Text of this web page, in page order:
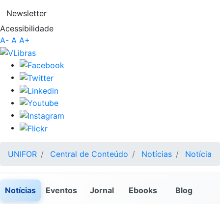
Newsletter
Acessibilidade
A- A A+
UNIFOR Central de Conteúdo Notícias Notícia
Notícias Eventos Jornal Ebooks Blog